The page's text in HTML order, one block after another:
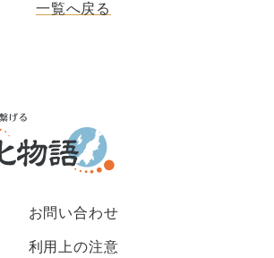
一覧へ戻る
お問い合わせ
利用上の注意